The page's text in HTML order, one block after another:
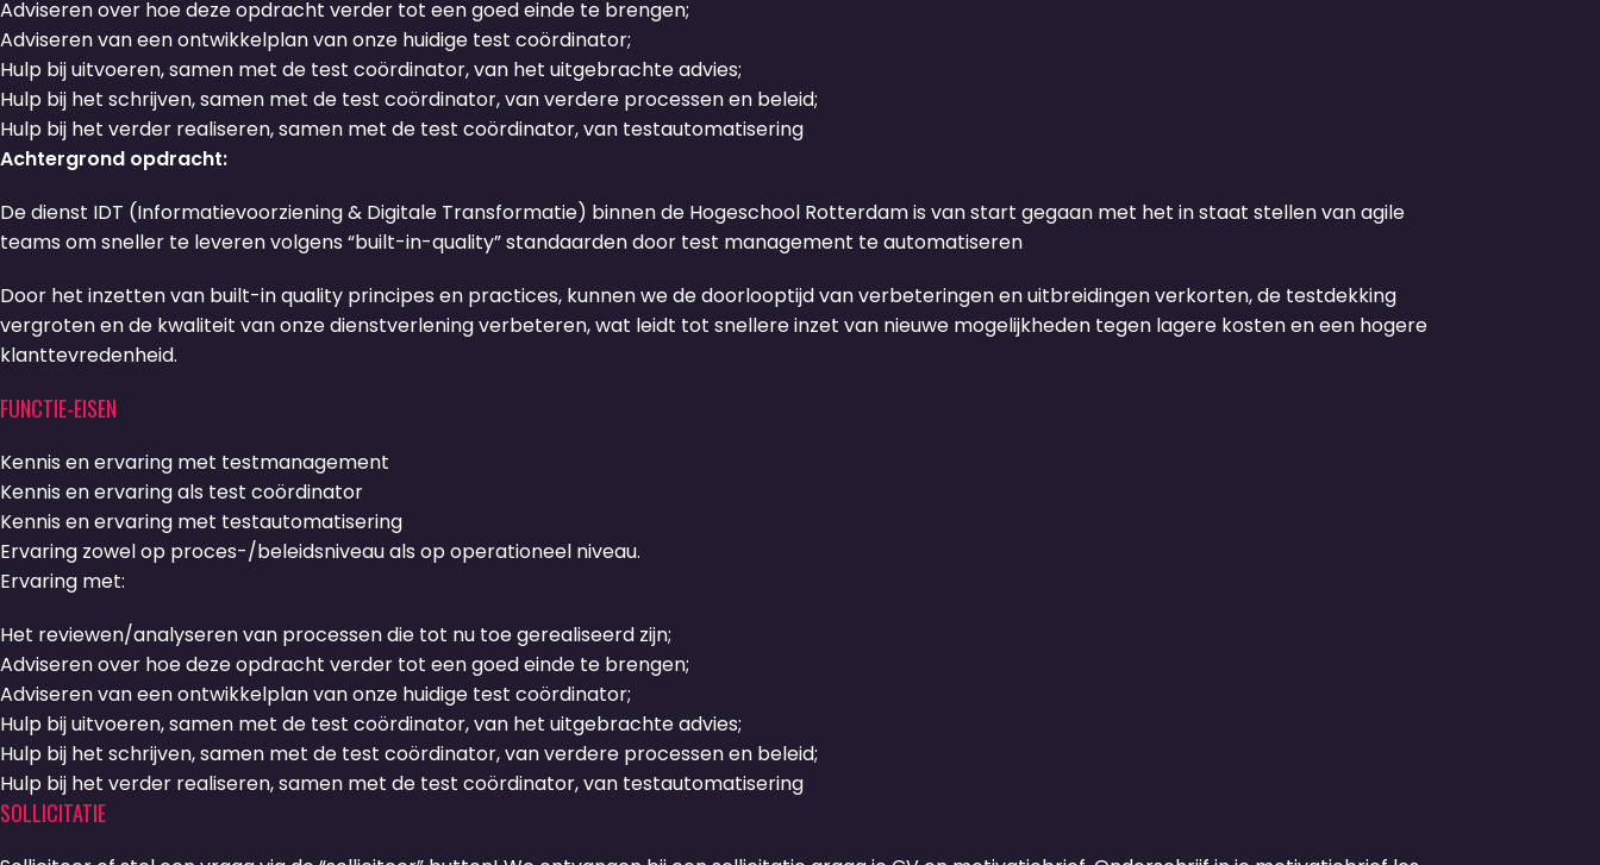
Adviseren over hoe deze opdracht verder tot een goed einde te brengen;
Adviseren van een ontwikkelplan van onze huidige test coördinator;
Hulp bij uitvoeren, samen met de test coördinator, van het uitgebrachte advies;
Hulp bij het schrijven, samen met de test coördinator, van verdere processen en beleid;
Hulp bij het verder realiseren, samen met de test coördinator, van testautomatisering
Achtergrond opdracht:
De dienst IDT (Informatievoorziening & Digitale Transformatie) binnen de Hogeschool Rotterdam is van start gegaan met het in staat stellen van agile
teams om sneller te leveren volgens “built-in-quality” standaarden door test management te automatiseren
Door het inzetten van built-in quality principes en practices, kunnen we de doorlooptijd van verbeteringen en uitbreidingen verkorten, de testdekking
vergroten en de kwaliteit van onze dienstverlening verbeteren, wat leidt tot snellere inzet van nieuwe mogelijkheden tegen lagere kosten en een hogere
klanttevredenheid.
FUNCTIE-EISEN
Kennis en ervaring met testmanagement
Kennis en ervaring als test coördinator
Kennis en ervaring met testautomatisering
Ervaring zowel op proces-/beleidsniveau als op operationeel niveau.
Ervaring met:
Het reviewen/analyseren van processen die tot nu toe gerealiseerd zijn;
Adviseren over hoe deze opdracht verder tot een goed einde te brengen;
Adviseren van een ontwikkelplan van onze huidige test coördinator;
Hulp bij uitvoeren, samen met de test coördinator, van het uitgebrachte advies;
Hulp bij het schrijven, samen met de test coördinator, van verdere processen en beleid;
Hulp bij het verder realiseren, samen met de test coördinator, van testautomatisering
SOLLICITATIE